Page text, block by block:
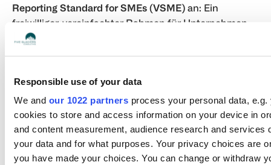
Responsible use of your data
We and our 1022 partners process your personal data,
cookies to store and access information on your device in
and content measurement, audience research and services
your data and for what purposes. Your privacy choices are
you have made your choices. You can change or withdraw
Reporting Standard for SMEs (VSME) an: Ein
freiwilliger, vereinfachter Rahmen für Unternehmen,
die Transparenz schaffen wollen – sei es gegenüber
Was der VSME-Standard bietet
Der von der EFRAG entwickelte VSME-Standard
besteht aus zwei modularen Berichtsbausteinen:
Basis-Modul (Basic Module): Enthält grundlegende
Offenlegungspflichten zu ESG-Themen, darunter